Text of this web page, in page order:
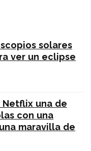
solares
ver un eclipse
Netflix una de
con una
maravilla de